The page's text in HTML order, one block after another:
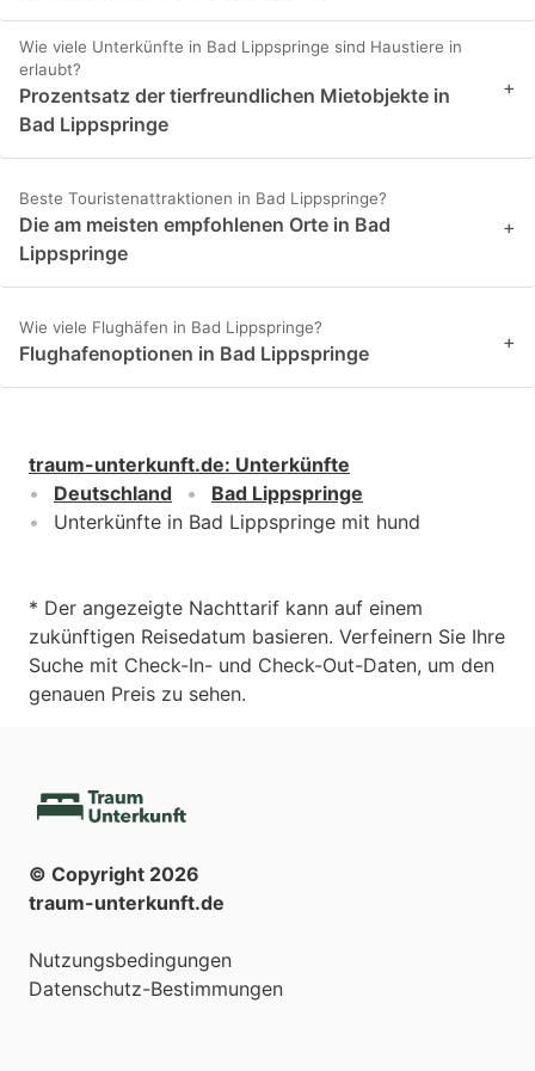
Wie viele Unterkünfte in Bad Lippspringe sind Haustiere in
erlaubt?
Prozentsatz der tierfreundlichen Mietobjekte in
Bad Lippspringe
+
Beste Touristenattraktionen in Bad Lippspringe?
Die am meisten empfohlenen Orte in Bad
Lippspringe
+
Wie viele Flughäfen in Bad Lippspringe?
Flughafenoptionen in Bad Lippspringe +
traum-unterkunft.de: Unterkünfte
Deutschland
Bad Lippspringe
Unterkünfte in Bad Lippspringe mit hund
* Der angezeigte Nachttarif kann auf einem
zukünftigen Reisedatum basieren. Verfeinern Sie Ihre
Suche mit Check-In- und Check-Out-Daten, um den
genauen Preis zu sehen.
© Copyright 2026
traum-unterkunft.de
Nutzungsbedingungen
Datenschutz-Bestimmungen